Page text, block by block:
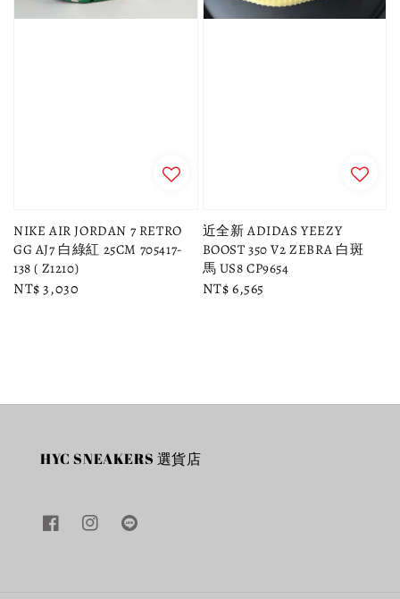
NIKE AIR JORDAN 7 RETRO
GG AJ7 白綠紅 25CM 705417-
138 ( Z1210)
Regular
NT$ 3,030
近全新 ADIDAS YEEZY
BOOST 350 V2 ZEBRA 白斑
馬 US8 CP9654
Regular
NT$ 6,565
HYC SNEAKERS 選貨店